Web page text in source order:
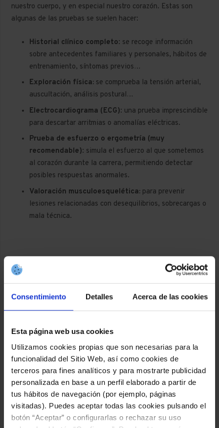
Consentimiento Detalles Acerca de las cookies
Esta página web usa cookies
Utilizamos cookies propias que son necesarias para la
funcionalidad del Sitio Web, así como cookies de
terceros para fines analíticos y para mostrarte publicidad
personalizada en base a un perfil elaborado a partir de
tus hábitos de navegación (por ejemplo, páginas
visitadas). Puedes aceptar todas las cookies pulsando el
botón “Aceptar” o configurarlas o rechazar su uso
nuestro cuerpo, y en especial nuestro corazón. Estas son
algunas de las pruebas se suelen hacer:
Historial clínico completo: se recoge información
sobre antecedentes familiares y personales, hábitos de
entrenamiento, síntomas previos…
Exploración física: se comprueba la tensión arterial,
auscultación, análisis postural…
Electrocardiograma (ECG): una prueba imprescindible
para descartar arritmias o anomalías eléctricas.
Prueba de esfuerzo o ergometría (muy
recomendable): simula el esfuerzo al que sometemos
al corazón durante la carrera, permitiendo detectar
posibles respuestas anormales.
Valoración musculoesquelética: para prevenir
lesiones relacionadas con desequilibrios, sobrecargas o
mala técnica.
Gracias a estas pruebas, no solo detectamos si estás en
forma para correr, sino si hay algún riesgo oculto que debes
conocer antes de someterte a un esfuerzo importante.
Además del corazón, el reconocimiento médico también nos
da información útil para poder entrenar mejor: cómo está